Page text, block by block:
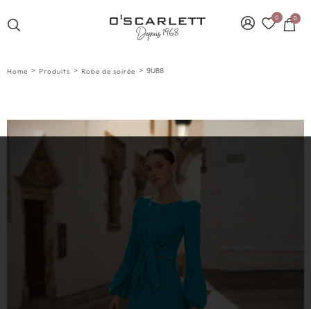
0 0
Home > Produits > Robe de soirée > 9U88